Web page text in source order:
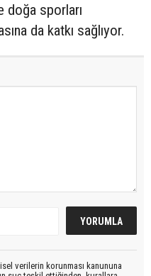
doğa sporları
da katkı sağlıyor.
verilerin korunması kanununa